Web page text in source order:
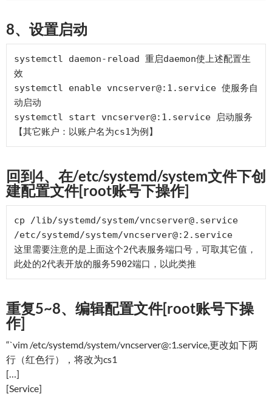
8、设置启动
systemctl daemon-reload 重启daemon使上述配置生
效
systemctl enable vncserver@:1.service 使服务自
动启动
systemctl start vncserver@:1.service 启动服务
回到4、在/etc/systemd/system文件下创
建配置文件[root账号下操作]
cp /lib/systemd/system/vncserver@.service
/etc/systemd/system/vncserver@:2.service
这里需要注意的是上面这个2代表服务端口号，可取其它值，
重复5~8、编辑配置文件[root账号下操
作]
“`vim /etc/systemd/system/vncserver@:1.service,更改如下两
行（红色行），将改为cs1
[…]
[Service]